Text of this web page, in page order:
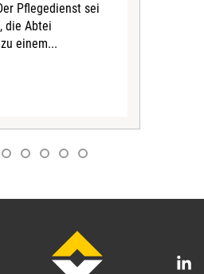
Pflegedienst sei
die Abtei
einem...